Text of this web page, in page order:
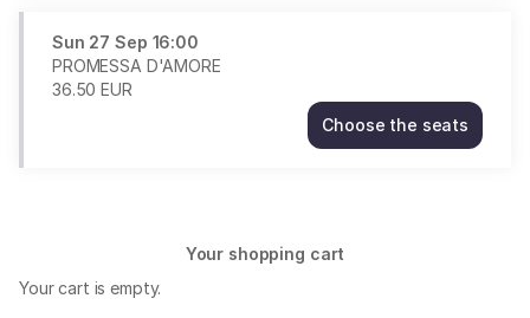
36.50
EUR
Sun 27 Sep 16:00
PROMESSA D'AMORE
36.50 EUR
Choose the seats
PROMESSA
Your shopping cart
Your cart is empty.